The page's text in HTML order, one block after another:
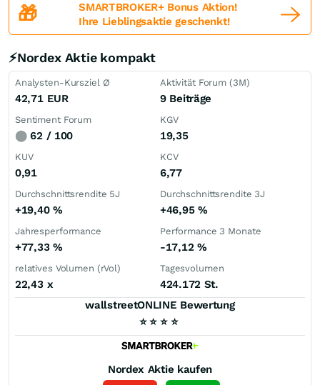
🎁
SMARTBROKER+ Bonus Aktion!
Ihre Lieblingsaktie geschenkt!
⚡Nordex Aktie kompakt
Analysten-Kursziel Ø
42,71 EUR
Aktivität Forum (3M)
9 Beiträge
Sentiment Forum
⬤62 / 100
KGV
19,35
KUV
0,91
KCV
6,77
Durchschnittsrendite 5J
+19,40 %
Durchschnittsrendite 3J
+46,95 %
Jahresperformance
+77,33 %
Performance 3 Monate
-17,12 %
relatives Volumen (rVol)
22,43 x
Tagesvolumen
424.172 St.
wallstreetONLINE Bewertung
⭐ ⭐ ⭐ ⭐
Nordex Aktie kaufen